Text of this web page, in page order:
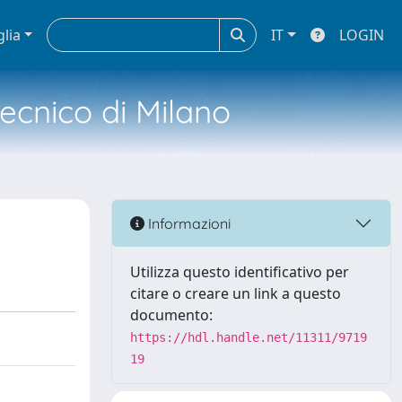
IT LOGIN
di Milano
Informazioni
Utilizza questo identificativo per
citare o creare un link a questo
documento:
https://hdl.handle.net/11311/9719
19